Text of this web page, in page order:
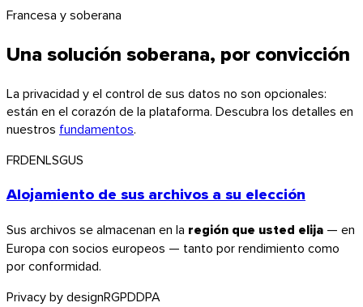
Firefox
Francesa y soberana
Una solución soberana, por convicción
La privacidad y el control de sus datos no son opcionales:
están en el corazón de la plataforma. Descubra los detalles en
nuestros fundamentos.
FRDENLSGUS
Alojamiento de sus archivos a su elección
Sus archivos se almacenan en la región que usted elija — en
Europa con socios europeos — tanto por rendimiento como
por conformidad.
Privacy by designRGPDDPA